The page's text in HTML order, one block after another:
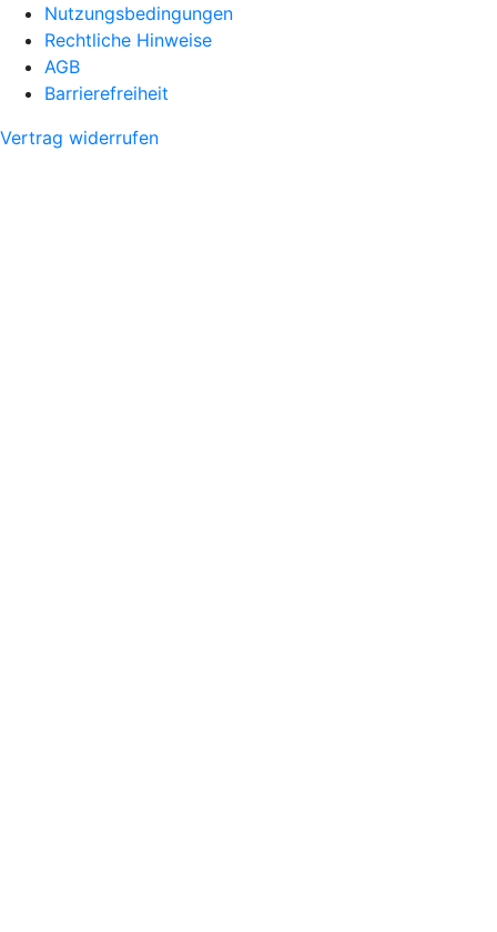
Nutzungsbedingungen
Rechtliche Hinweise
AGB
Barrierefreiheit
Vertrag widerrufen